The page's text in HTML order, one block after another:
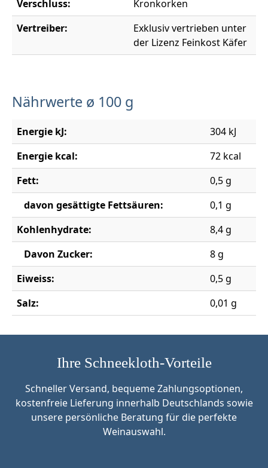
Verschluss:
Kronkorken
Vertreiber:
Exklusiv vertrieben unter
der Lizenz Feinkost Käfer
Nährwerte ø 100 g
Energie kJ:
304 kJ
Energie kcal:
72 kcal
Fett:
0,5 g
davon gesättigte Fettsäuren:
0,1 g
Kohlenhydrate:
8,4 g
Davon Zucker:
8 g
Eiweiss:
0,5 g
Salz:
0,01 g
Ihre Schneekloth-Vorteile
Schneller Versand, bequeme Zahlungsoptionen,
kostenfreie Lieferung innerhalb Deutschlands sowie
unsere persönliche Beratung für die perfekte
Weinauswahl.